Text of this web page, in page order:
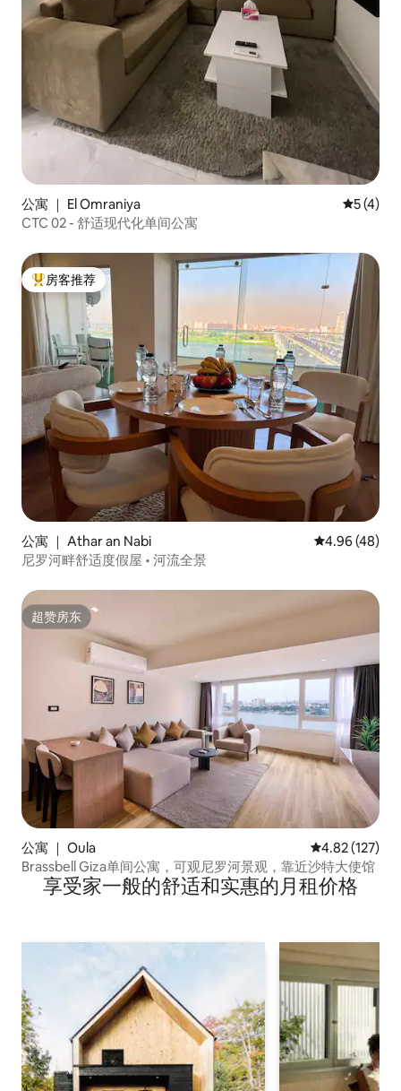
公寓 ｜ El Omraniya 平均评分
5 (4)
CTC 02 - 舒适现代化单间公寓
热门「房客推荐」
房客推荐
公寓 ｜ Athar an Nabi 平均评分
4.96 (48)
尼罗河畔舒适度假屋 • 河流全景
超赞房东
超赞房东
公寓 ｜ Oula 平均评分 4.82
4.82 (127)
Brassbell Giza单间公寓，可观尼罗河景观，靠近沙特大使馆
享受家一般的舒适和实惠的月租价格